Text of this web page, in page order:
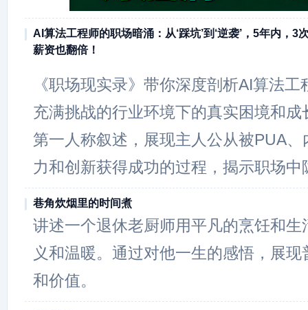
AI算法工程师的职场暗涌：从‘踩坑’到‘逆袭’，5年内，
薪资也翻倍！
《职场现实录》带你深度剖析AI算法
充满挑战的行业环境下的真实困境和
第一人称叙述，展现主人公从被PUA
力和创新获得成功的过程，揭示职场中
巷角炊烟里的时间煮
讲述一个退休老厨师用平凡的烹饪和生
义和温暖。通过对他一生的感悟，展
和价值。